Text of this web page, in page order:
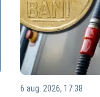
6 aug. 2026, 17:38